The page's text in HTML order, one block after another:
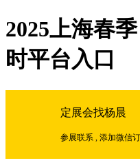
2025上海春
时平台入口
定展会找杨晨
参展联系 , 添加微信